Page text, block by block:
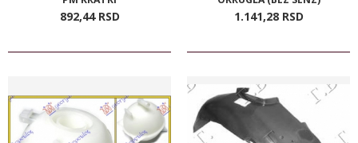
892,44 RSD 1.141,28 RSD